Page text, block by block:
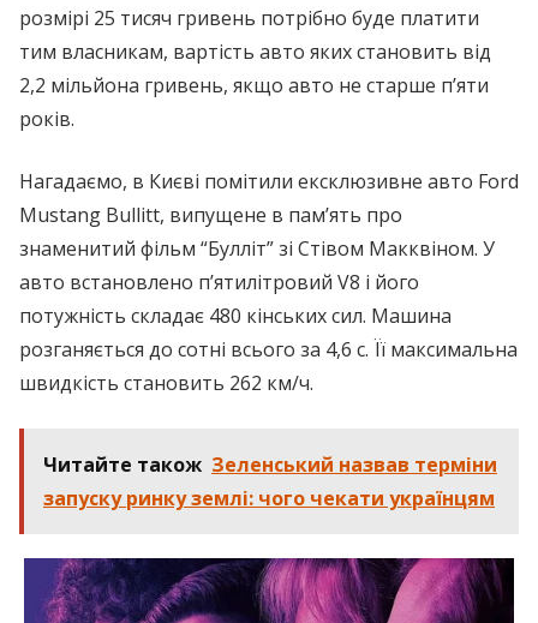
розмірі 25 тисяч гривень потрібно буде платити
тим власникам, вартість авто яких становить від
2,2 мільйона гривень, якщо авто не старше п’яти
років.
Нагадаємо, в Києві помітили ексклюзивне авто Ford
Mustang Bullitt, випущене в пам’ять про
знаменитий фільм “Булліт” зі Стівом Макквіном. У
авто встановлено п’ятилітровий V8 і його
потужність складає 480 кінських сил. Машина
розганяється до сотні всього за 4,6 с. Її максимальна
швидкість становить 262 км/ч.
Читайте також Зеленський назвав терміни
запуску ринку землі: чого чекати українцям